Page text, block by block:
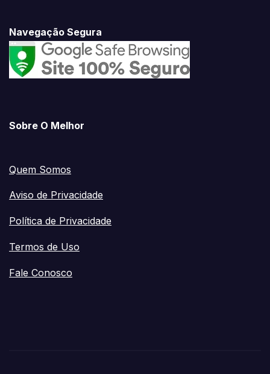
Navegação Segura
Sobre O Melhor
Quem Somos
Aviso de Privacidade
Política de Privacidade
Termos de Uso
Fale Conosco